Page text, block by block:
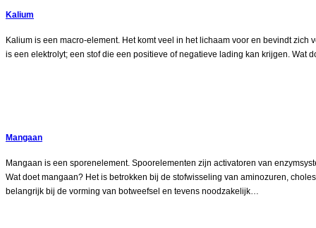
Kalium
Kalium is een macro-element. Het komt veel in het lichaam voor en bevindt zich
is een elektrolyt; een stof die een positieve of negatieve lading kan krijgen. Wat
Mangaan
Mangaan is een sporenelement. Spoorelementen zijn activatoren van
Wat doet mangaan? Het is betrokken bij de stofwisseling van aminozuren,
belangrijk bij de vorming van botweefsel en tevens noodzakelijk…